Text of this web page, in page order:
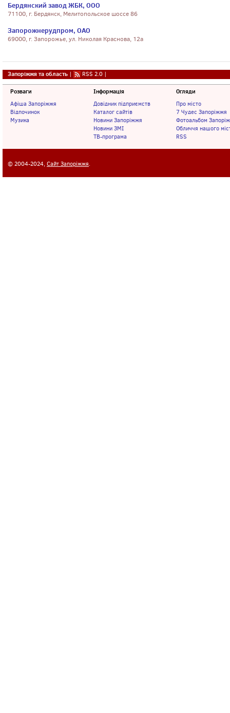
Бердянский завод ЖБК, ООО
71100, г. Бердянск, Мелитопольское шоссе 86
Запорожнерудпром, ОАО
69000, г. Запорожье, ул. Николая Краснова, 12а
Запоріжжя та область | RSS 2.0 |
Розваги
Афіша Запоріжжя
Відпочинок
Музика
Інформація
Довідник підприємств
Каталог сайтів
Новини Запоріжжя
Новини ЗМІ
ТВ-програма
Огляди
Про місто
7 Чудес Запоріжжя
Фотоальбом
Обличчя нашого
RSS
© 2004-2024, Сайт Запоріжжя.